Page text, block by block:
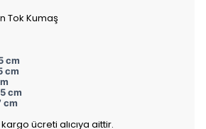
Tok Kumaş
cm
cm
cm
cm
ücreti alıcıya aittir.